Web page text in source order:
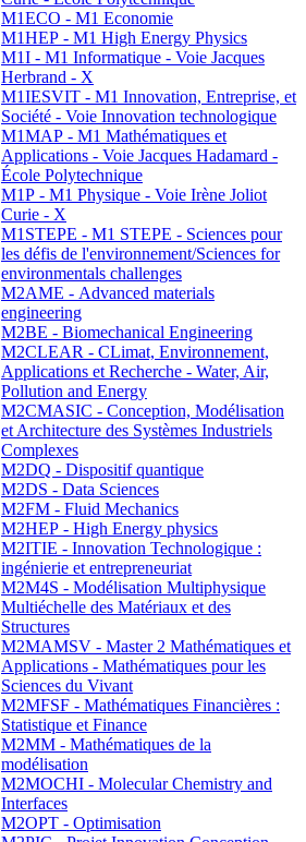
M1ECO - M1 Economie
M1HEP - M1 High Energy Physics
M1I - M1 Informatique - Voie Jacques
Herbrand - X
M1IESVIT - M1 Innovation, Entreprise, et
Société - Voie Innovation technologique
M1MAP - M1 Mathématiques et
Applications - Voie Jacques Hadamard -
École Polytechnique
M1P - M1 Physique - Voie Irène Joliot
Curie - X
M1STEPE - M1 STEPE - Sciences pour
les défis de l'environnement/Sciences for
environmentals challenges
M2AME - Advanced materials
engineering
M2BE - Biomechanical Engineering
M2CLEAR - CLimat, Environnement,
Applications et Recherche - Water, Air,
Pollution and Energy
M2CMASIC - Conception, Modélisation
et Architecture des Systèmes Industriels
Complexes
M2DQ - Dispositif quantique
M2DS - Data Sciences
M2FM - Fluid Mechanics
M2HEP - High Energy physics
M2ITIE - Innovation Technologique :
ingénierie et entrepreneuriat
M2M4S - Modélisation Multiphysique
Multiéchelle des Matériaux et des
Structures
M2MAMSV - Master 2 Mathématiques et
Applications - Mathématiques pour les
Sciences du Vivant
M2MFSF - Mathématiques Financières :
Statistique et Finance
M2MM - Mathématiques de la
modélisation
M2MOCHI - Molecular Chemistry and
Interfaces
M2OPT - Optimisation